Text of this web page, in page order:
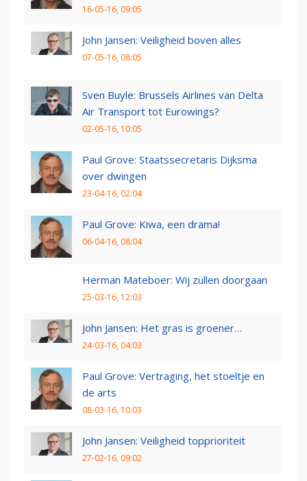
16-05-16, 09:05
John Jansen: Veiligheid boven alles
07-05-16, 08:05
Sven Buyle: Brussels Airlines van Delta
Air Transport tot Eurowings?
02-05-16, 10:05
Paul Grove: Staatssecretaris Dijksma
over dwingen
23-04-16, 02:04
Paul Grove: Kiwa, een drama!
06-04-16, 08:04
Herman Mateboer: Wij zullen doorgaan
25-03-16, 12:03
John Jansen: Het gras is groener…
24-03-16, 04:03
Paul Grove: Vertraging, het stoeltje en
de arts
08-03-16, 10:03
John Jansen: Veiligheid topprioriteit
27-02-16, 09:02